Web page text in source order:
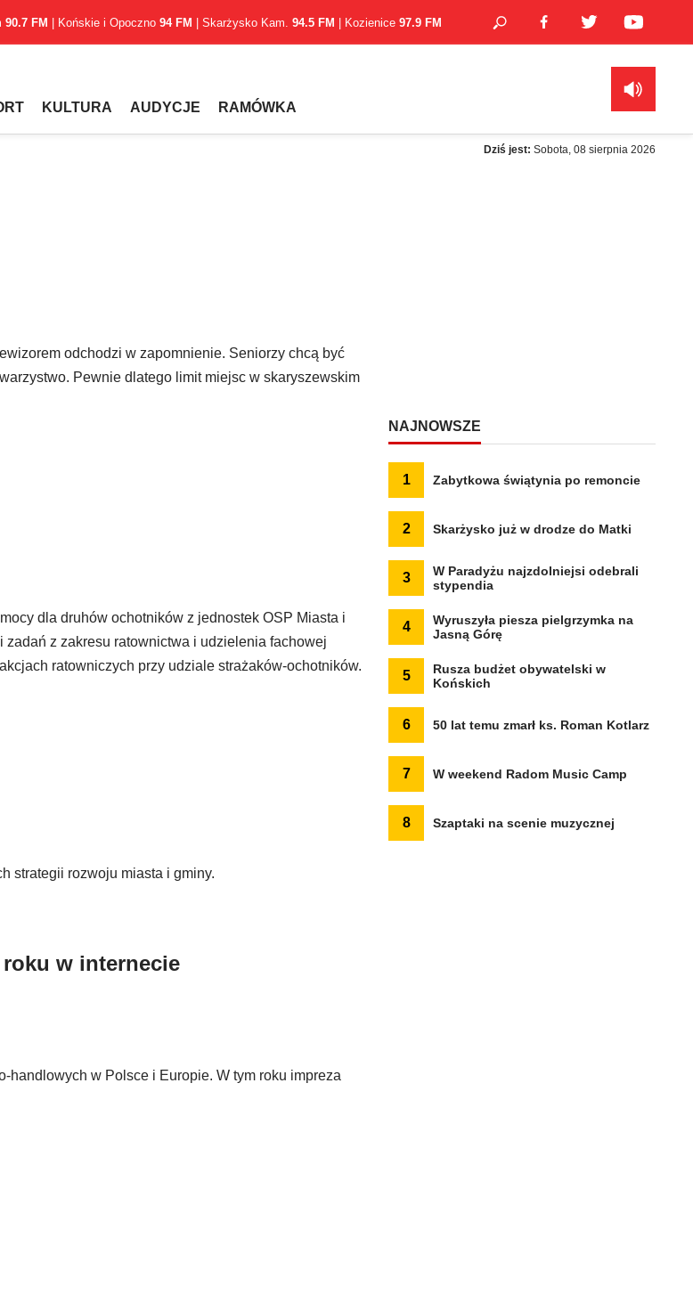
90.7 FM | Końskie i Opoczno 94 FM | Skarżysko Kam. 94.5 FM | Kozienice 97.9 FM
KULTURA AUDYCJE RAMÓWKA
Dziś jest: Sobota, 08 sierpnia 2026
odchodzi w zapomnienie. Seniorzy chcą być
Pewnie dlatego limit miejsc w skaryszewskim
dla druhów ochotników z jednostek OSP Miasta i
z zakresu ratownictwa i udzielenia fachowej
ratowniczych przy udziale strażaków-ochotników.
strategii rozwoju miasta i gminy.
w internecie
w Polsce i Europie. W tym roku impreza
NAJNOWSZE
1 Zabytkowa świątynia po remoncie
2 Skarżysko już w drodze do Matki
3
W Paradyżu najzdolniejsi odebrali
stypendia
4
Wyruszyła piesza pielgrzymka na
Jasną Górę
5
Rusza budżet obywatelski w
Końskich
6 50 lat temu zmarł ks. Roman Kotlarz
7 W weekend Radom Music Camp
8 Szaptaki na scenie muzycznej